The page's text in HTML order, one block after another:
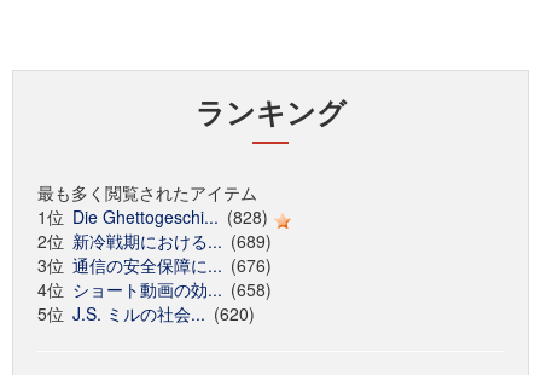
ランキング
最も多く閲覧されたアイテム
1位 Die Ghettogeschi... (828)
2位 新冷戦期における... (689)
3位 通信の安全保障に... (676)
4位 ショート動画の効... (658)
5位 J.S. ミルの社会... (620)